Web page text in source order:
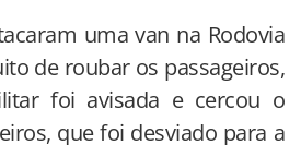
uma van na Rodovia
de roubar os passageiros,
foi avisada e cercou o
que foi desviado para a